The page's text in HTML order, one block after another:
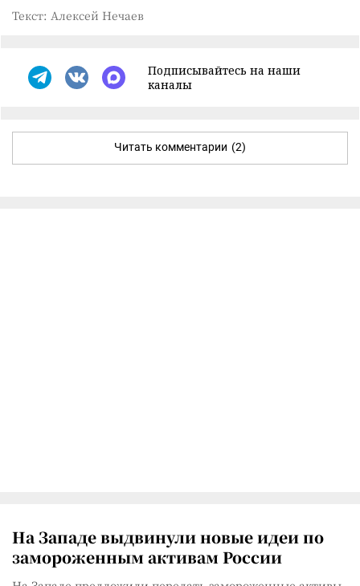
Текст: Алексей Нечаев
Подписывайтесь на наши
каналы
Читать комментарии (2)
На Западе выдвинули новые идеи по
замороженным активам России